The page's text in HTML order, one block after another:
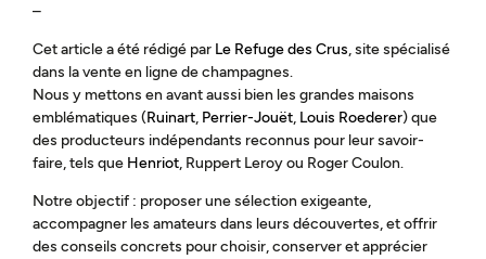
–
Cet article a été rédigé par Le Refuge des Crus, site spécialisé
dans la vente en ligne de champagnes.
Nous y mettons en avant aussi bien les grandes maisons
emblématiques (Ruinart, Perrier-Jouët, Louis Roederer) que
des producteurs indépendants reconnus pour leur savoir-
faire, tels que Henriot, Ruppert Leroy ou Roger Coulon.
Notre objectif : proposer une sélection exigeante,
accompagner les amateurs dans leurs découvertes, et offrir
des conseils concrets pour choisir, conserver et apprécier